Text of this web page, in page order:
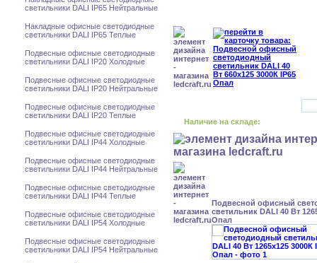
светильники DALI IP65 Нейтральные
Накладные офисные светодиодные
светильники DALI IP65 Теплые
Подвесные офисные светодиодные
светильники DALI IP20 Холодные
Подвесные офисные светодиодные
светильники DALI IP20 Нейтральные
Подвесные офисные светодиодные
светильники DALI IP20 Теплые
Подвесные офисные светодиодные
светильники DALI IP44 Холодные
Подвесные офисные светодиодные
светильники DALI IP44 Нейтральные
Подвесные офисные светодиодные
светильники DALI IP44 Теплые
Подвесные офисные светодиодные
светильники DALI IP54 Холодные
Подвесные офисные светодиодные
светильники DALI IP54 Нейтральные
Наличие на складе:
Подвесной офисный
светильник DALI 40 Вт
Опал